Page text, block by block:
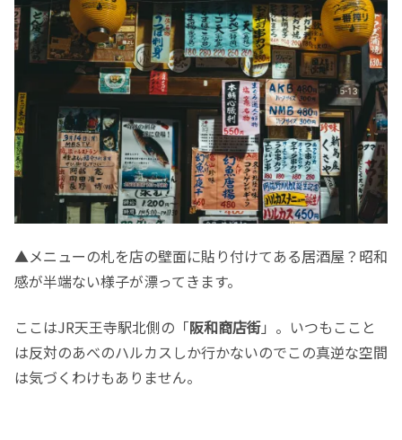
▲メニューの札を店の壁面に貼り付けてある居酒屋？昭和
感が半端ない様子が漂ってきます。
ここはJR天王寺駅北側の「阪和商店街」。いつもここと
は反対のあべのハルカスしか行かないのでこの真逆な空間
は気づくわけもありません。